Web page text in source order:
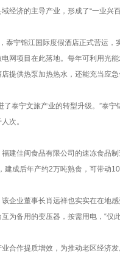
经济的主导产业，形成了“一业兴百
宁锦江国际度假酒店正式营运，
网项目在此落地。每年可利用光
提供热泵加热热水，还能充当应
泰宁文旅产业的转型升级。”泰宁
次。
佳闽食品有限公司的速冻食品制
成后年产约2万吨熟食，可带动
业董事长肖远祥也实实在在地感
为备用的变压器，按需用电，“仅
作提质增效，为推动老区经济发